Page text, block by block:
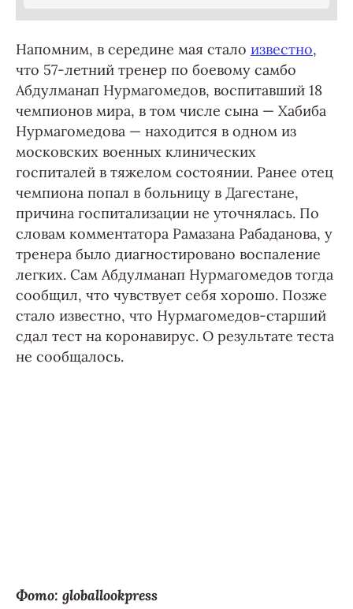
Напомним, в середине мая стало известно,
что 57-летний тренер по боевому самбо
Абдулманап Нурмагомедов, воспитавший 18
чемпионов мира, в том числе сына — Хабиба
Нурмагомедова — находится в одном из
московских военных клинических
госпиталей в тяжелом состоянии. Ранее отец
чемпиона попал в больницу в Дагестане,
причина госпитализации не уточнялась. По
словам комментатора Рамазана Рабаданова, у
тренера было диагностировано воспаление
легких. Сам Абдулманап Нурмагомедов тогда
сообщил, что чувствует себя хорошо. Позже
стало известно, что Нурмагомедов-старший
сдал тест на коронавирус. О результате теста
не сообщалось.
Фото: globallookpress